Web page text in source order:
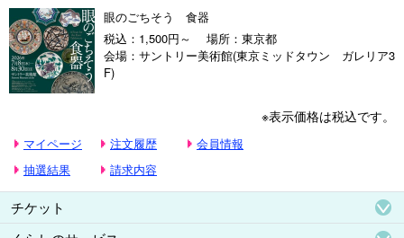
眼のごちそう 食器
税込：1,500円～
場所：東京都
会場：サントリー美術館(東京ミッドタウン ガレリア3
F)
※表示価格は税込です。
マイページ 注文履歴
会員情報
抽選結果
請求内容
チケット